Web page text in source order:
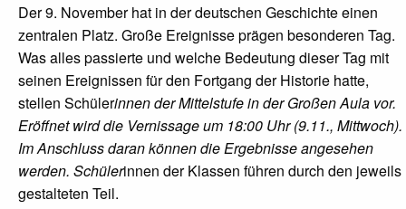
Der 9. November hat in der deutschen Geschichte einen
zentralen Platz. Große Ereignisse prägen besonderen Tag.
Was alles passierte und welche Bedeutung dieser Tag mit
seinen Ereignissen für den Fortgang der Historie hatte,
stellen Schülerinnen der Mittelstufe in der Großen Aula vor.
Eröffnet wird die Vernissage um 18:00 Uhr (9.11., Mittwoch).
Im Anschluss daran können die Ergebnisse angesehen
werden. Schülerinnen der Klassen führen durch den jeweils
gestalteten Teil.